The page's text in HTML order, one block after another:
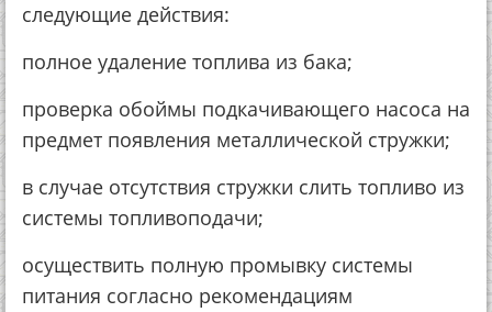
следующие действия:
полное удаление топлива из бака;
проверка обоймы подкачивающего насоса на
предмет появления металлической стружки;
в случае отсутствия стружки слить топливо из
системы топливоподачи;
осуществить полную промывку системы
питания согласно рекомендациям